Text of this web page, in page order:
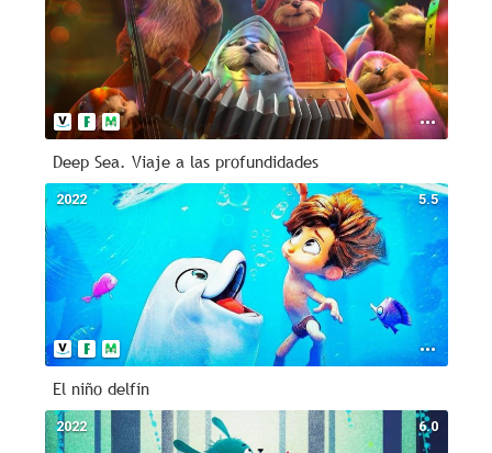
Deep Sea. Viaje a las profundidades
5.5
2022
El niño delfín
6.0
2022